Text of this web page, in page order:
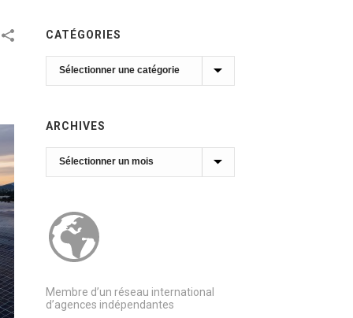
CATÉGORIES
Catégories
ARCHIVES
Archives
Membre d’un réseau international
d’agences indépendantes